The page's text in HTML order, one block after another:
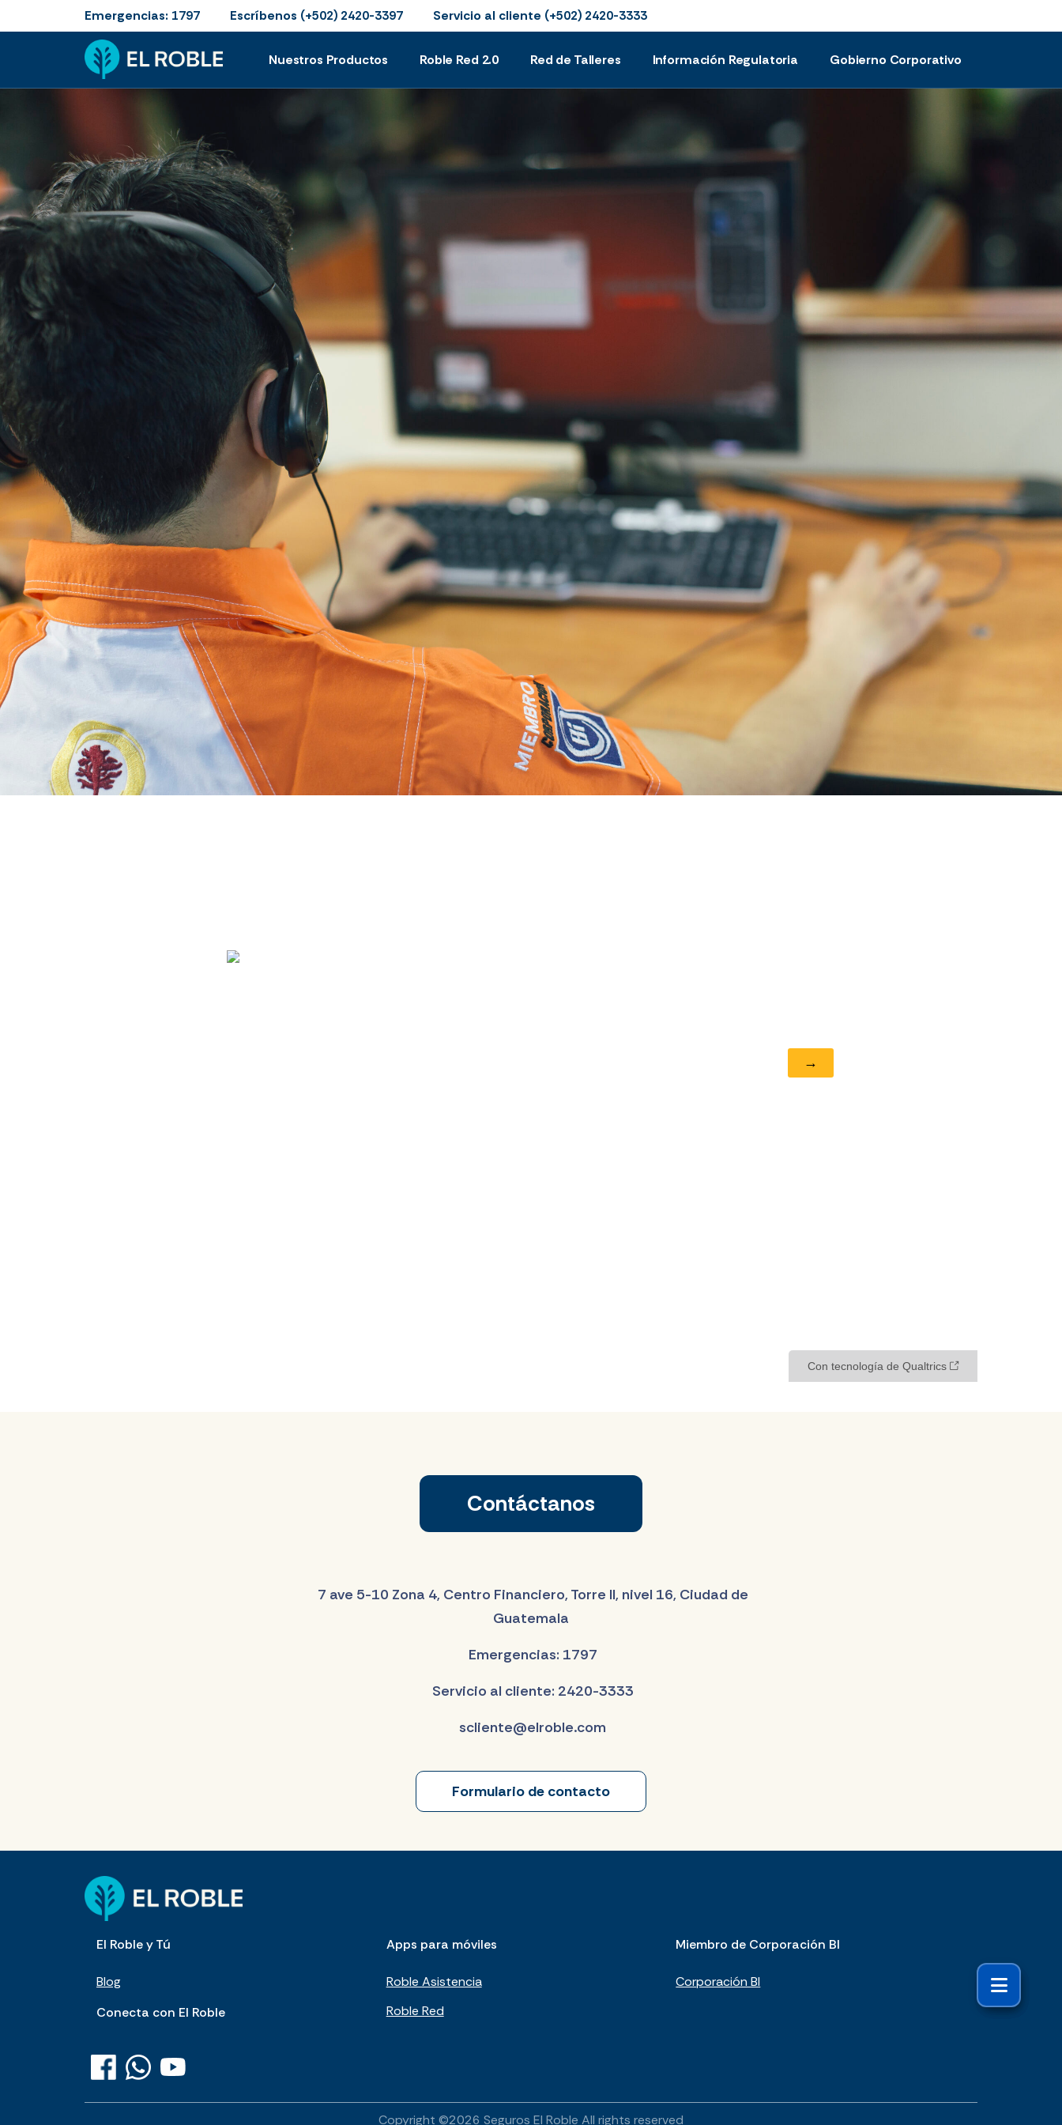
Emergencias: 1797 Escríbenos (+502) 2420-3397 Servicio al cliente (+502) 2420-3333
Nuestros Productos Roble Red 2.0 Red de Talleres Información Regulatoria Gobierno Corporativo
Contáctanos
7 ave 5-10 Zona 4, Centro Financiero, Torre II, nivel 16, Ciudad de
Guatemala
Emergencias: 1797
Servicio al cliente: 2420-3333
scliente@elroble.com
Formulario de contacto
El Roble y Tú
Blog
Conecta con El Roble
Apps para móviles
Roble Asistencia
Roble Red
Miembro de Corporación BI
Corporación BI
Copyright ©2026 Seguros El Roble All rights reserved